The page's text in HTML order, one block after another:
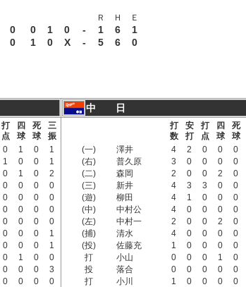
Ｒ
Ｈ Ｅ
0 0 1 0 - 1 6
1
0 1 0 X - 5 6 0
中 日
打
点
四
球
死
球
三
振
0 1 0
1
1 0 0
1
0 1 0
2
0 0 0
0
0 0 0
0
0 0 0
0
0 0 0
0
0 0 0
1
0 0 0
1
0 1 0
0
0 0 0
3
0 0 0
0
打
数
安
打
打
点
四
球
死
球
(一)
澤井 4 2 0 0 0
(右)
普久原 3 0 0 0 0
(二)
森岡 2 0 0 2 0
(三)
新井 4 3 3 0 0
(遊)
柳田 4 1 0 0 0
(中)
中村公 4 0 0 0 0
(左)
中村一 2 0 0 2 0
(捕)
清水 4 0 0 0 0
(投)
佐藤充 1 0 0 0 0
打
小山 0 0 0 1 0
投
落合 0 0 0 0 0
打
小川 1 0 0 0 0